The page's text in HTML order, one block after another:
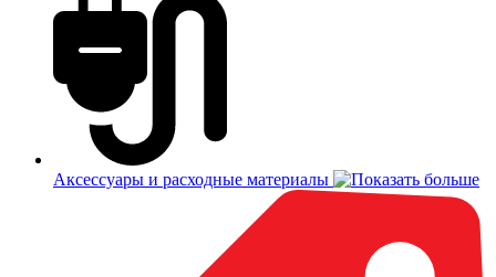
Аксессуары и расходные материалы